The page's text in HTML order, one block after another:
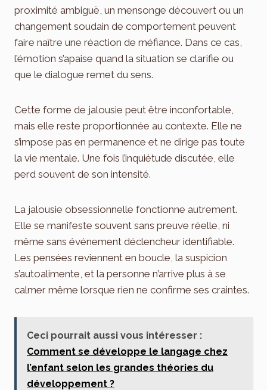
proximité ambiguë, un mensonge découvert ou un
changement soudain de comportement peuvent
faire naître une réaction de méfiance. Dans ce cas,
l’émotion s’apaise quand la situation se clarifie ou
que le dialogue remet du sens.
Cette forme de jalousie peut être inconfortable,
mais elle reste proportionnée au contexte. Elle ne
s’impose pas en permanence et ne dirige pas toute
la vie mentale. Une fois l’inquiétude discutée, elle
perd souvent de son intensité.
La jalousie obsessionnelle fonctionne autrement.
Elle se manifeste souvent sans preuve réelle, ni
même sans événement déclencheur identifiable.
Les pensées reviennent en boucle, la suspicion
s’autoalimente, et la personne n’arrive plus à se
calmer même lorsque rien ne confirme ses craintes.
Ceci pourrait aussi vous intéresser :
Comment se développe le langage chez
l’enfant selon les grandes théories du
développement ?